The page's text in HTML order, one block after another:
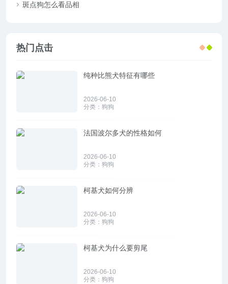
斑点狗怎么看品相
热门点击
纯种比熊犬特征有哪些
2026-06-10
分类： 狗狗
法国波尔多犬的性格如何
2026-06-10
分类： 狗狗
柯基犬如何分辨
2026-06-10
分类： 狗狗
柯基犬为什么要剪尾
2026-06-10
分类： 狗狗